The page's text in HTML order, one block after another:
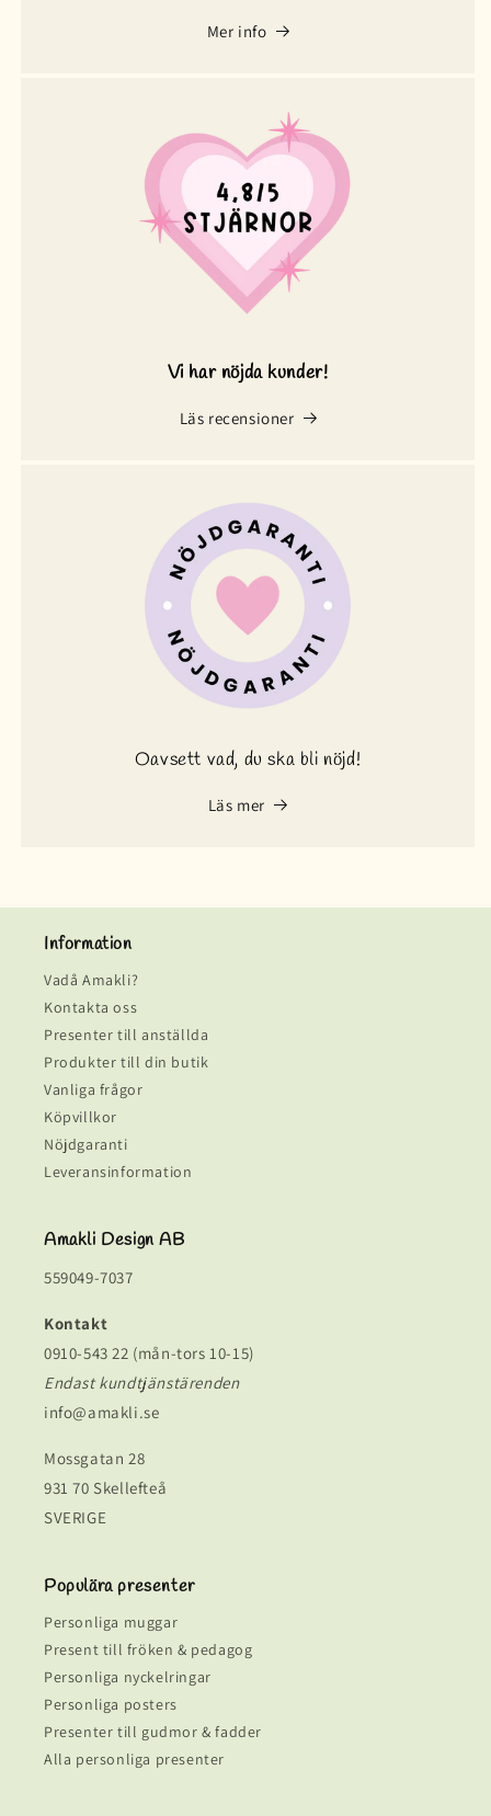
Mer info
Vi har nöjda kunder!
Läs recensioner
Oavsett vad, du ska bli nöjd!
Läs mer
Information
Vadå Amakli?
Kontakta oss
Presenter till anställda
Produkter till din butik
Vanliga frågor
Köpvillkor
Nöjdgaranti
Leveransinformation
Amakli Design AB
559049-7037
Kontakt
0910-543 22 (mån-tors 10-15)
Endast kundtjänstärenden
info@amakli.se
Mossgatan 28
931 70 Skellefteå
SVERIGE
Populära presenter
Personliga muggar
Present till fröken & pedagog
Personliga nyckelringar
Personliga posters
Presenter till gudmor & fadder
Alla personliga presenter